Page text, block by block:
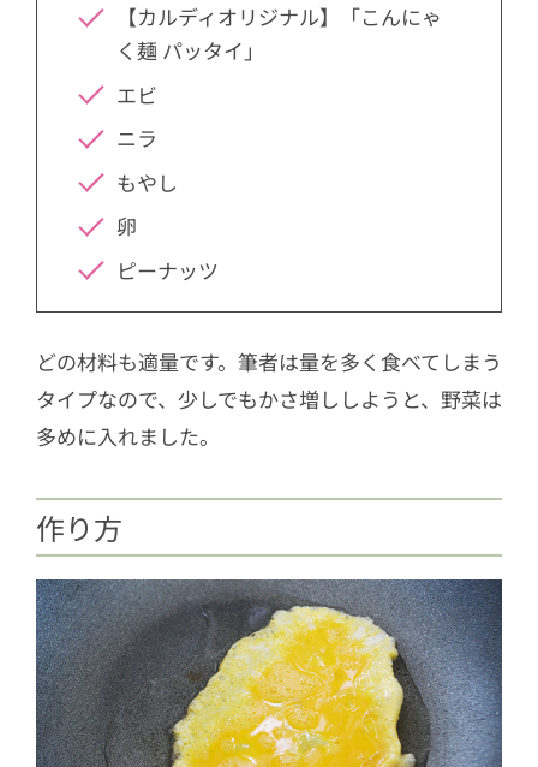
【カルディオリジナル】「こんにゃ
く麺 パッタイ」
エビ
ニラ
もやし
卵
ピーナッツ
どの材料も適量です。筆者は量を多く食べてしまう
タイプなので、少しでもかさ増ししようと、野菜は
多めに入れました。
作り方